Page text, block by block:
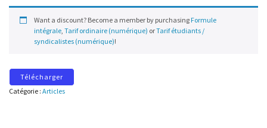
Want a discount? Become a member by purchasing Formule
intégrale, Tarif ordinaire (numérique) orTarif étudiants /
syndicalistes (numérique)!
Télécharger
Catégorie : Articles